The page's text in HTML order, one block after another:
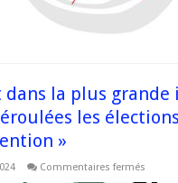
ces
dans la plus
les
»
Commentaires ferméssur